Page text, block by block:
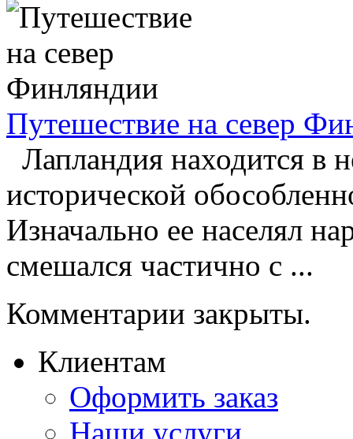
Путешествие на север
Лапландия находится в
исторической
Изначально ее населял
смешался частично с ...
Комментарии закрыты.
Клиентам
Оформить заказ